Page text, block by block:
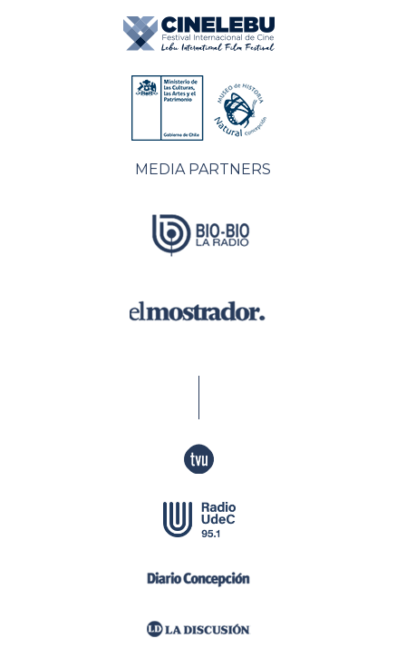
MEDIA PARTNERS